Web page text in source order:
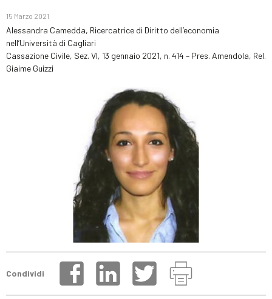
15 Marzo 2021
Alessandra Camedda, Ricercatrice di Diritto dell’economia
nell’Università di Cagliari
Cassazione Civile, Sez. VI, 13 gennaio 2021, n. 414 – Pres. Amendola, Rel.
Giaime Guizzi
Condividi